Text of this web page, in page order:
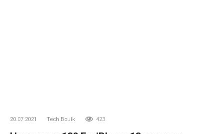
20.07.2021 Tech Boulk 423